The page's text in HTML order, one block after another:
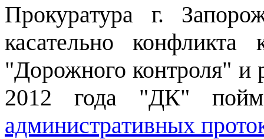
Прокуратура г.
касательно
"Дорожного контроля"
2012 года "ДК"
административных